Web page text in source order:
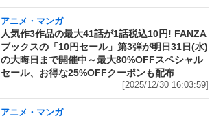
アニメ・マンガ
人気作3作品の最大41話が1話税込10円! FANZA
ブックスの「10円セール」第3弾が明日31日(水)
の大晦日まで開催中～最大80%OFFスペシャル
セール、お得な25%OFFクーポンも配布
[2025/12/30 16:03:59]
アニメ・マンガ